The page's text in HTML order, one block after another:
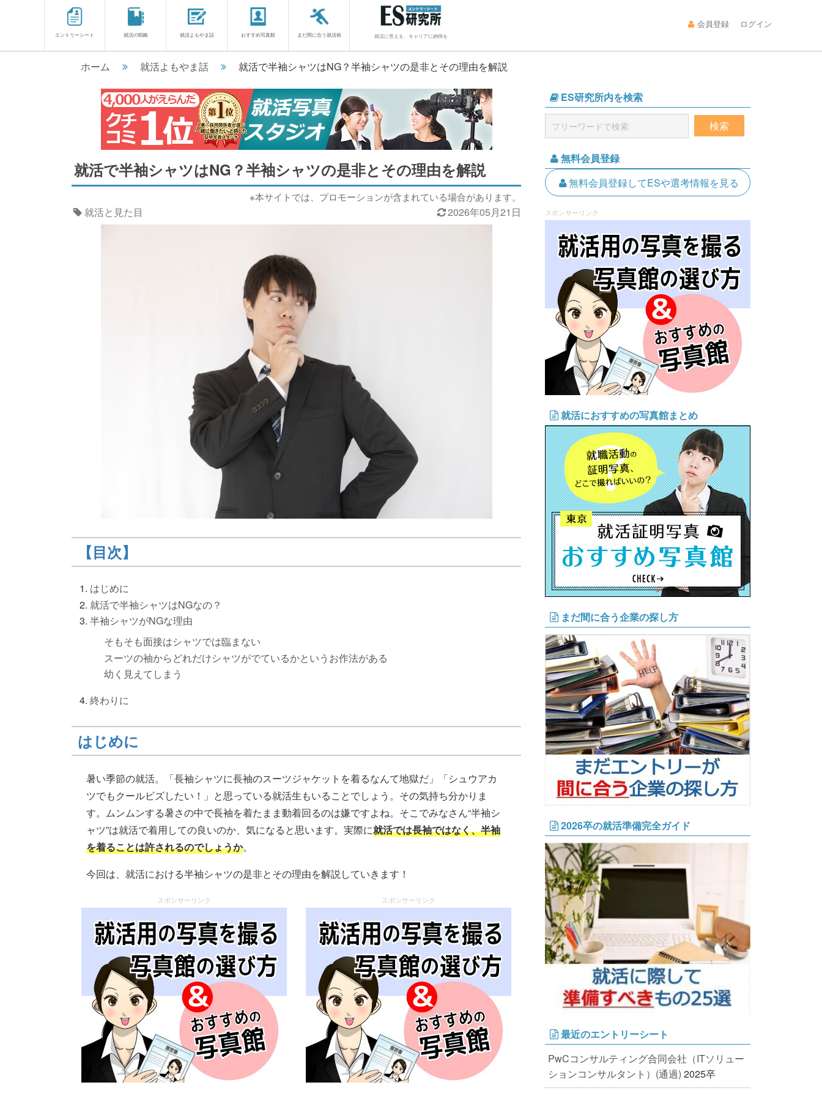
エントリーシート 就活の戦略 就活よもやま話 おすすめ写真館 まだ間に合う就活術 就活に答えを、キャリアに納得を
会員登録 ログイン
ホーム 就活よもやま話 就活で半袖シャツはNG？半袖シャツの是非とその理由を解説
就活で半袖シャツはNG？半袖シャツの是非とその理由を解説
※本サイトでは、プロモーションが含まれている場合があります。
就活と見た目 2026年05月21日
【目次】
はじめに
就活で半袖シャツはNGなの？
半袖シャツがNGな理由
そもそも面接はシャツでは臨まない
スーツの袖からどれだけシャツがでているかというお作法がある
幼く見えてしまう
終わりに
はじめに
暑い季節の就活。「長袖シャツに長袖のスーツジャケットを着るなんて地獄だ」「シュウアカ
ツでもクールビズしたい！」と思っている就活生もいることでしょう。その気持ち分かりま
す。ムンムンする暑さの中で長袖を着たまま動着回るのは嫌ですよね。そこでみなさん“半袖シ
ャツ”は就活で着用しての良いのか、気になると思います。実際に就活では長袖ではなく、半袖
を着ることは許されるのでしょうか。
今回は、就活における半袖シャツの是非とその理由を解説していきます！
スポンサーリンク スポンサーリンク
ES研究所内を検索
無料会員登録
無料会員登録してESや選考情報を見る
スポンサーリンク
就活におすすめの写真館まとめ
まだ間に合う企業の探し方
2026卒の就活準備完全ガイド
最近のエントリーシート
PwCコンサルティング合同会社（ITソリュー
ションコンサルタント）(通過) 2025卒